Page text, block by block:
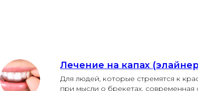
Лечение на капах
Для людей, которые стремятся к
при мысли о брекетах, современная